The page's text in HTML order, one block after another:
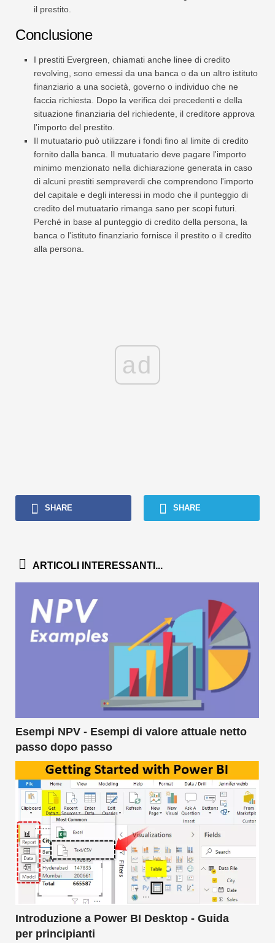
il prestito.
Conclusione
I prestiti Evergreen, chiamati anche linee di credito
revolving, sono emessi da una banca o da un altro istituto
finanziario a una società, governo o individuo che ne
faccia richiesta. Dopo la verifica dei precedenti e della
situazione finanziaria del richiedente, il creditore approva
l'importo del prestito.
Il mutuatario può utilizzare i fondi fino al limite di credito
fornito dalla banca. Il mutuatario deve pagare l'importo
minimo menzionato nella dichiarazione generata in caso
di alcuni prestiti sempreverdi che comprendono l'importo
del capitale e degli interessi in modo che il punteggio di
credito del mutuatario rimanga sano per scopi futuri.
Perché in base al punteggio di credito della persona, la
banca o l'istituto finanziario fornisce il prestito o il credito
alla persona.
ad
SHARE SHARE
ARTICOLI INTERESSANTI...
Esempi NPV - Esempi di valore attuale netto
passo dopo passo
Introduzione a Power BI Desktop - Guida
per principianti